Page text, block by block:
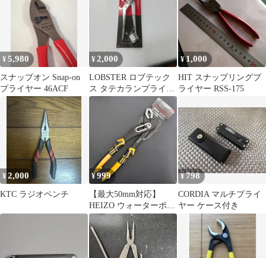
¥5,980
スナップオン Snap-on
プライヤー 46ACF
¥2,000
LOBSTER ロブテック
ス タテカランプライヤ
KT250
¥1,000
HIT スナップリングプ
ライヤー RSS-175
¥2,000
KTC ラジオペンチ
¥999
【最大50mm対応】
HEIZO ウォーターポン
ププライヤー 250mm
HWP-250 7段階調整 新
品
¥798
CORDIA マルチプライ
ヤー ケース付き